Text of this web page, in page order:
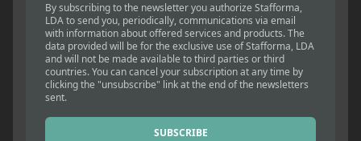
By subscribing to the newsletter you authorize Stafforma,
LDA to send you, periodically, communications via email
with information about offered services and products. The
data provided will be for the exclusive use of Stafforma, LDA
and will not be made available to third parties or third
countries. You can cancel your subscription at any time by
clicking the "unsubscribe" link at the end of the newsletters
sent.
SUBSCRIBE